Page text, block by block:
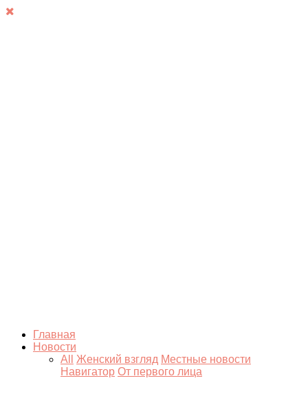
Главная
Новости
All
Женский взгляд Местные новости
Навигатор От первого лица